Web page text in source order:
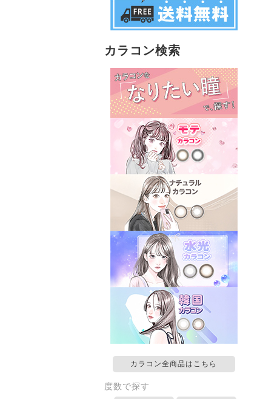
カラコン検索
カラコン全商品はこちら
度数で探す